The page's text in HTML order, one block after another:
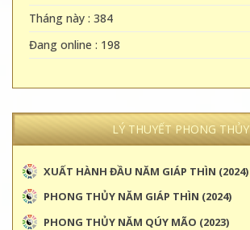
Tháng này : 384
Đang online : 198
LÝ THUYẾT PHONG THỦY
XUẤT HÀNH ĐẦU NĂM GIÁP THÌN (2024)
PHONG THỦY NĂM GIÁP THÌN (2024)
PHONG THỦY NĂM QÚY MÃO (2023)